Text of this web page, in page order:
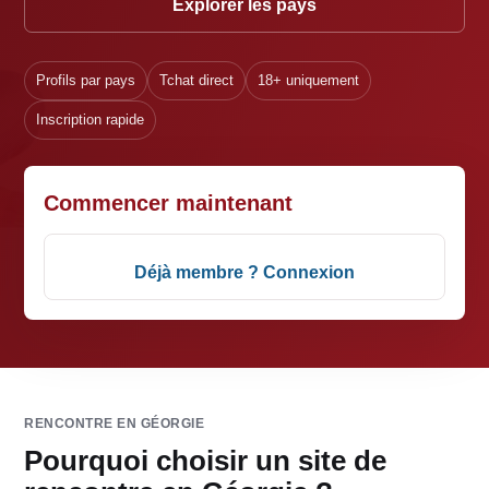
Explorer les pays
Profils par pays Tchat direct 18+ uniquement
Inscription rapide
Commencer maintenant
Déjà membre ? Connexion
RENCONTRE EN GÉORGIE
Pourquoi choisir un site de